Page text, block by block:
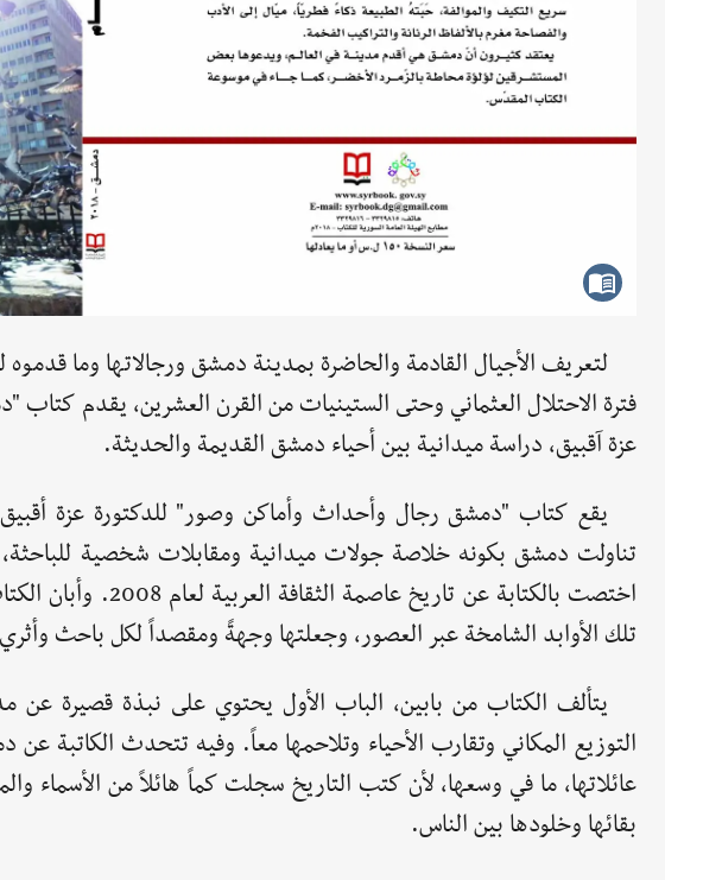
لتعريف الأجيال القادمة والحاضرة بمدينة دمشق ورجالاتها وما
فترة الاحتلال العثماني وحتى الستينيات من القرن العشرين، يقدم
عزة آقبيق، دراسة ميدانية بين أحياء دمشق القديمة والحديثة.
يقع كتاب "دمشق رجال وأحداث وأماكن وصور" للدكتورة عزة
تناولت دمشق بكونه خلاصة جولات ميدانية ومقابلات شخصية
اختصت بالكتابة عن
تلك الأوابد الشامخة عبر العصور، وجعلتها وجهةً ومقصداً لكل باحث
يتألف الكتاب من بابين، الباب الأول يحتوي على نبذة قصيرة
التوزيع المكاني وتقارب الأحياء وتلاحمها معاً. وفيه تتحدث الكاتبة عن
عائلاتها، ما في وسعها، لأن كتب التاريخ سجلت كماً هائلاً من الأسماء
بقائها وخلودها بين الناس.